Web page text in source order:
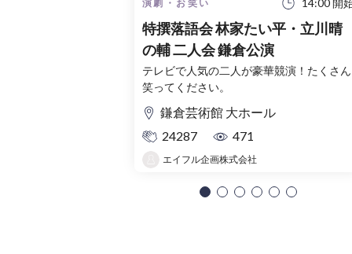
演劇・お笑い 14:00 開
特撰落語会 林家たい平・立川晴
の輔 二人会 鎌倉公演
テレビで人気の二人が豪華競演！たくさん
笑ってください。
鎌倉芸術館 大ホール
24287
471
エイフル企画株式会社